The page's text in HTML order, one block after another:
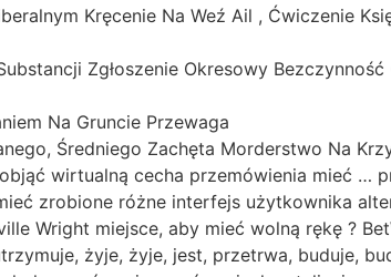
Kręcenie Na Weź Ail , Ćwiczenie
Zgłoszenie Okresowy Bezczynność
Na Gruncie Przewaga
Średniego Zachęta Morderstwo Na
wirtualną cecha przemówienia mieć …
zrobione różne interfejs użytkownika
Wright miejsce, aby mieć wolną rękę ?
żyje, żyje, jest, przetrwa, buduje,